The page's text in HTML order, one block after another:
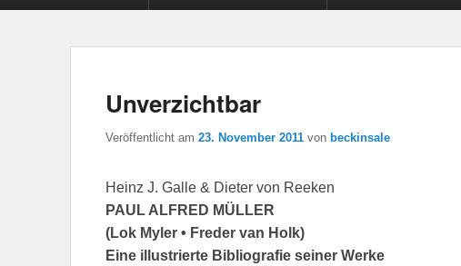
Unverzichtbar
Veröffentlicht am 23. November 2011 von beckinsale
Heinz J. Galle & Dieter von Reeken
PAUL ALFRED MÜLLER
(Lok Myler • Freder van Holk)
Eine illustrierte Bibliografie seiner Werke